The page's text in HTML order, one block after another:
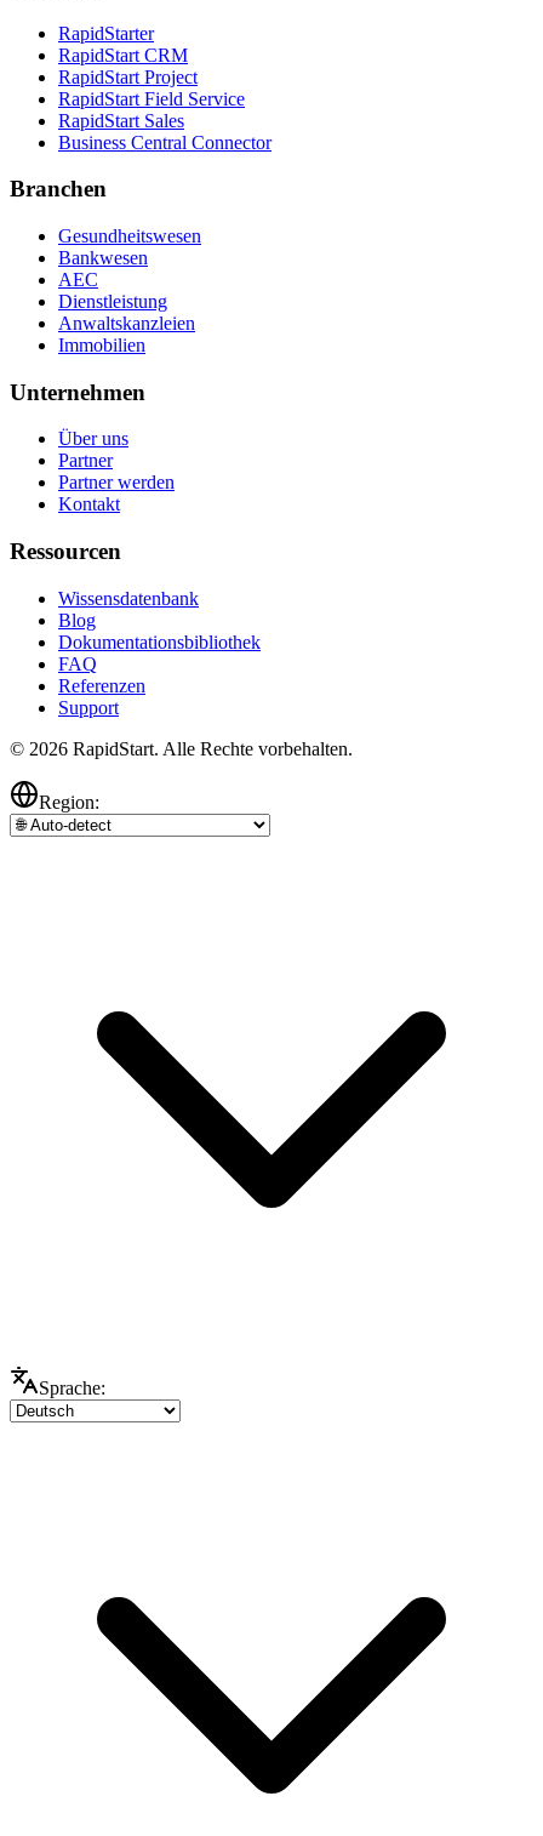
RapidStarter
RapidStart CRM
RapidStart Project
RapidStart Field Service
RapidStart Sales
Business Central Connector
Branchen
Gesundheitswesen
Bankwesen
AEC
Dienstleistung
Anwaltskanzleien
Immobilien
Unternehmen
Über uns
Partner
Partner werden
Kontakt
Ressourcen
Wissensdatenbank
Blog
Dokumentationsbibliothek
FAQ
Referenzen
Support
© 2026 RapidStart. Alle Rechte vorbehalten.
Region:
Sprache: